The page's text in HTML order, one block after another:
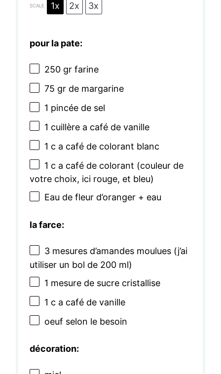
SCALE 1x 2x 3x
pour la pate:
250gr farine
75 gr de margarine
1 pincée de sel
1 cuillère a café de vanille
1 c a café de colorant blanc
1 c a café de colorant (couleur de
votre choix, ici rouge, et bleu)
Eau de fleur d’oranger + eau
la farce:
3mesures d’amandes moulues (j’ai
utiliser un bol de 200ml)
1 mesure de sucre cristallise
1 c a café de vanille
oeuf selon le besoin
décoration: